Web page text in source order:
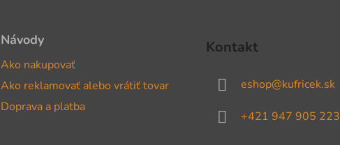
Návody
Ako nakupovať
Ako reklamovať alebo vrátiť tovar
Doprava a platba
Kontakt
eshop@kufricek.sk
+421 947 905 223